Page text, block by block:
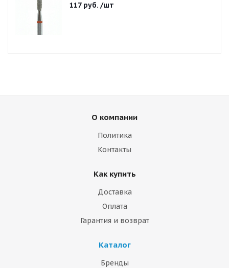
117руб. /шт
О компании
Политика
Контакты
Как купить
Доставка
Оплата
Гарантия и возврат
Каталог
Бренды